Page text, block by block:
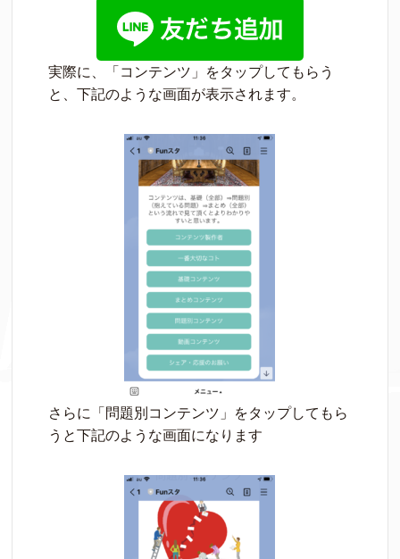
実際に、「コンテンツ」をタップしてもらう
と、下記のような画面が表示されます。
さらに「問題別コンテンツ」をタップしてもら
うと下記のような画面になります